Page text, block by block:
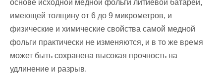
основе исходной медной фольги литиевой батареи,
имеющей толщину от 6 до 9 микрометров, и
физические и химические свойства самой медной
фольги практически не изменяются, и в то же время
может быть сохранена высокая прочность на
удлинение и разрыв.